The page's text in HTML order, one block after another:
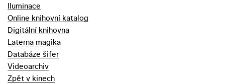
Iluminace
Online knihovní katalog
Digitální knihovna
Laterna magika
Databáze šifer
Videoarchiv
Zpět v kinech